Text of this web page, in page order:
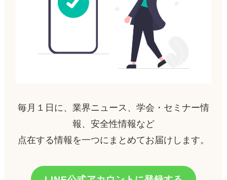
毎月１日に、業界ニュース、学会・セミナー情
報、安全性情報など
点在する情報を一つにまとめてお届けします。